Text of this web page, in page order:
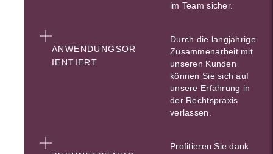
im Team sicher.
ANWENDUNGSOR
IENTIERT
Durch die langjährige
Zusammenarbeit mit
unseren Kunden
können Sie sich auf
unsere Erfahrung in
der Rechtspraxis
verlassen.
Profitieren Sie dank